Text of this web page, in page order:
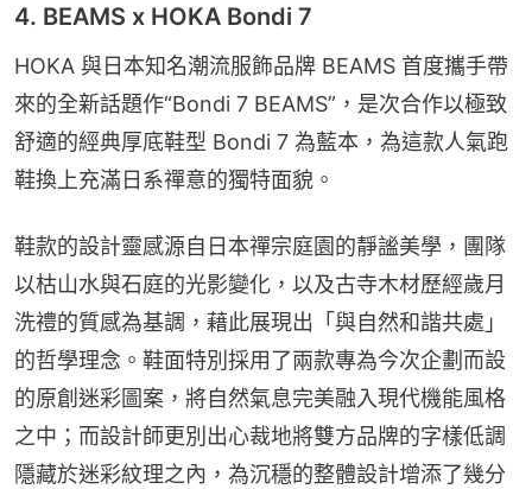
4. BEAMS x HOKA Bondi 7
HOKA 與日本知名潮流服飾品牌 BEAMS 首度攜手帶
來的全新話題作“Bondi 7 BEAMS”，是次合作以極致
舒適的經典厚底鞋型 Bondi 7 為藍本，為這款人氣跑
鞋換上充滿日系禪意的獨特面貌。
鞋款的設計靈感源自日本禪宗庭園的靜謐美學，團隊
以枯山水與石庭的光影變化，以及古寺木材歷經歲月
洗禮的質感為基調，藉此展現出「與自然和諧共處」
的哲學理念。鞋面特別採用了兩款專為今次企劃而設
的原創迷彩圖案，將自然氣息完美融入現代機能風格
之中；而設計師更別出心裁地將雙方品牌的字樣低調
隱藏於迷彩紋理之內，為沉穩的整體設計增添了幾分